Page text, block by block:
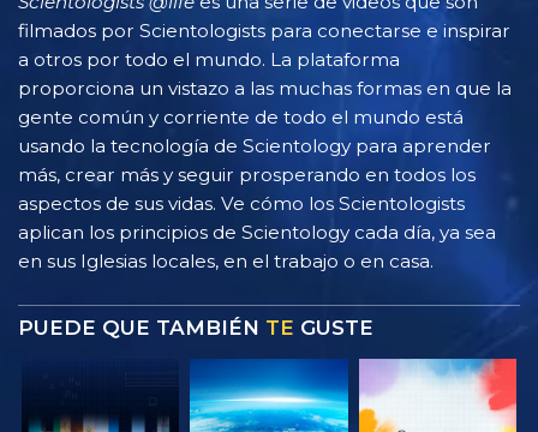
filmados por Scientologists para conectarse e inspirar
a otros por todo el mundo. La plataforma
proporciona un vistazo a las muchas formas en que la
gente común y corriente de todo el mundo está
usando la tecnología de Scientology para aprender
más, crear más y seguir prosperando en todos los
aspectos de sus vidas. Ve cómo los Scientologists
aplican los principios de Scientology cada día, ya sea
en sus Iglesias locales, en el trabajo o en casa.
PUEDE QUE TAMBIÉN TE GUSTE